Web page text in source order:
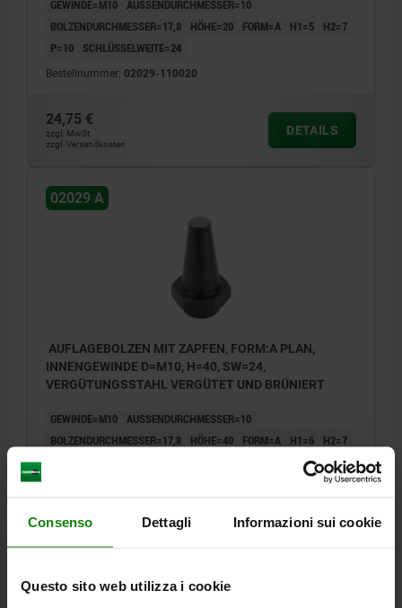
Consenso Dettagli Informazioni sui cookie
Questo sito web utilizza i cookie
GEWINDE=M10 AUSSENDURCHMESSER=10
BOLZENDURCHMESSER=17,8
HÖHE=20 FORM=A H1=5
H2=7
P=10
SCHLÜSSELWEITE=24
Bestellnummer: 02029-110020
24,75 €
zzgl. MwSt.
zzgl. Versandkosten
DETAILS
02029 A
AUFLAGEBOLZEN MIT ZAPFEN, FORM:A PLAN,
INNENGEWINDE D=M10, H=40, SW=24,
VERGÜTUNGSSTAHL VERGÜTET UND BRÜNIERT
GEWINDE=M10 AUSSENDURCHMESSER=10
BOLZENDURCHMESSER=17,8
HÖHE=40 FORM=A H1=6
H2=7
zzgl. MwSt.